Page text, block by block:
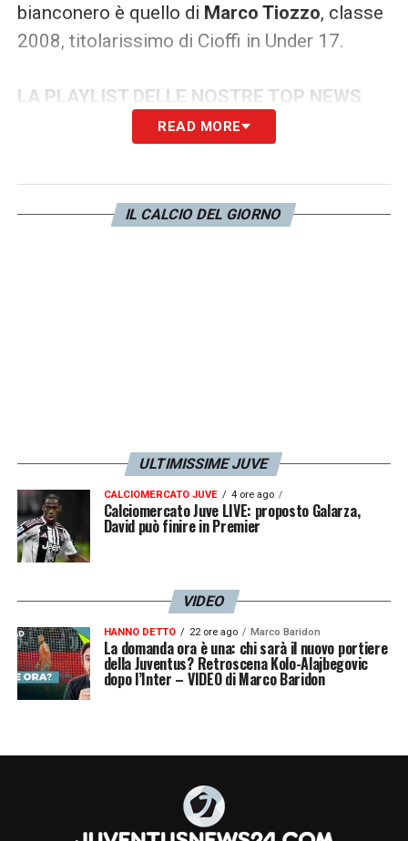
bianconero è quello di Marco Tiozzo, classe
2008, titolarissimo di Cioffi in Under 17.
LA PLAYLIST DELLE NOSTRE TOP NEWS
READ MORE
IL CALCIO DEL GIORNO
ULTIMISSIME JUVE
CALCIOMERCATO JUVE 4 ore ago
Calciomercato Juve LIVE: proposto Galarza,
David può finire in Premier
VIDEO
HANNO DETTO 22 ore ago Marco Baridon
La domanda ora è una: chi sarà il nuovo portiere
della Juventus? Retroscena Kolo-Alajbegovic
dopo l’Inter – VIDEO di Marco Baridon